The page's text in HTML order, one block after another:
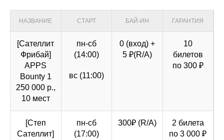
НАЗВАНИЕ СТАРТ БАЙ-ИН ГАРАНТИЯ
[Сателлит
Фрибай]
APPS
Bounty 1
250 000 р.,
10 мест
пн-сб
(14:00)
вс (11:00)
0 (вход) +
5 ₽(R/A)
10
билетов
по 300 ₽
[Степ
Сателлит]
пн-сб
(17:00)
300₽ (R/A)
2 билета
по 3 000 ₽